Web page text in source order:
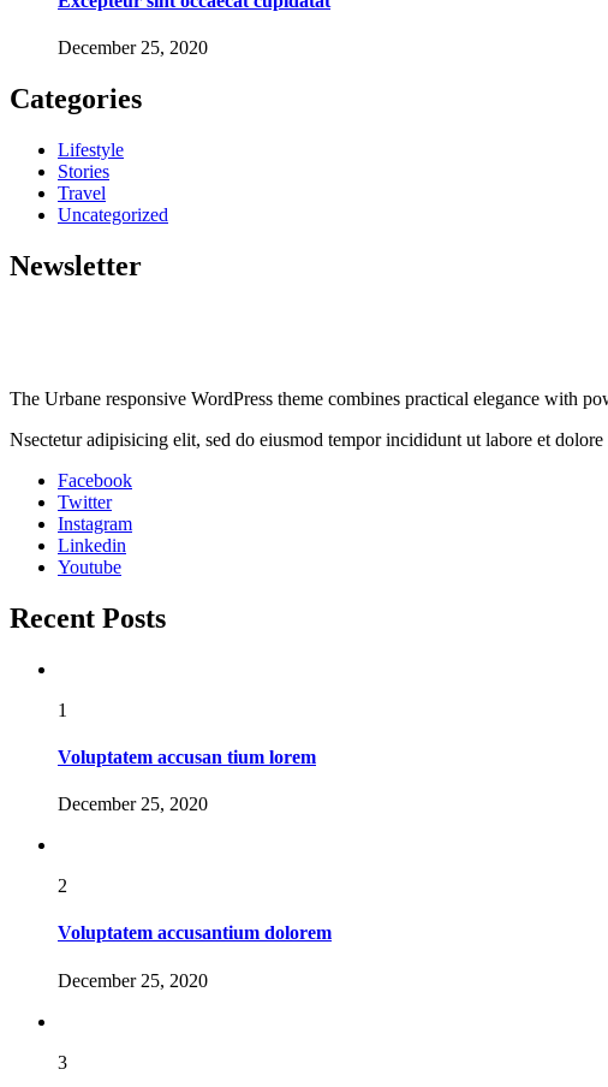
December 25, 2020
Categories
Lifestyle
Stories
Travel
Uncategorized
Newsletter
The Urbane responsive WordPress theme combines practical elegance with
Nsectetur adipisicing elit, sed do eiusmod tempor incididunt ut labore et dolore
Facebook
Twitter
Instagram
Linkedin
Youtube
Recent Posts
1
Voluptatem accusan tium lorem
December 25, 2020
2
Voluptatem accusantium dolorem
December 25, 2020
3